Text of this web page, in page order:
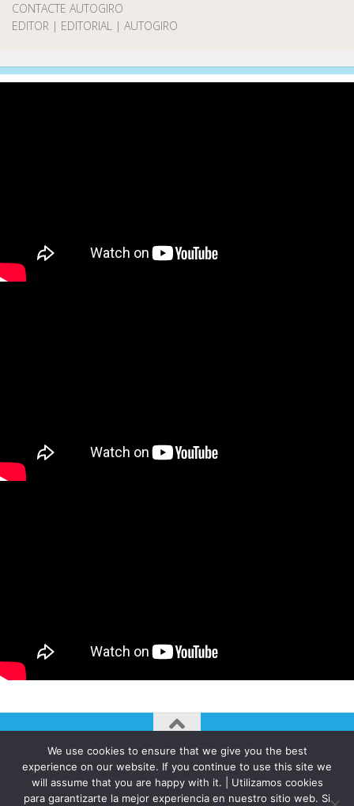
CONTACTE AUTOGIRO
EDITOR | EDITORIAL | AUTOGIRO
AUTOGIRO/el giro del arte actual © JAVIER MARTINEZ 2026. All
Rights Reserved.
Funciona con - Diseñado con elTema Hueman
We use cookies to ensure that we give you the best
experience on our website. If you continue to use this site we
will assume that you are happy with it. | Utilizamos cookies
para garantizarte la mejor experiencia en nuestro sitio web. Si